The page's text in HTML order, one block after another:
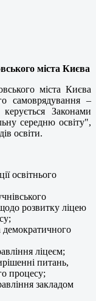
міста Києва
міста Києва
самоврядування –
Законами
середню освіту",
освіти.
освітнього
розвитку ліцею
демократичного
ліцеєм;
питань,
процесу;
закладом